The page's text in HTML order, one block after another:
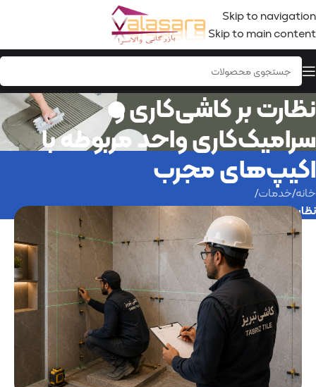
Skip to navigation
Skip to main content
نظارت بر کاشی‌کاری و
سرامیک‌کاری واحد مربوطه با
اکیپ‌های مجرب
خانه/خدمات/
نظارت بر کاشی‌کاری و سرامیک‌کاری واحد مربوطه با اکیپ‌های مجرب